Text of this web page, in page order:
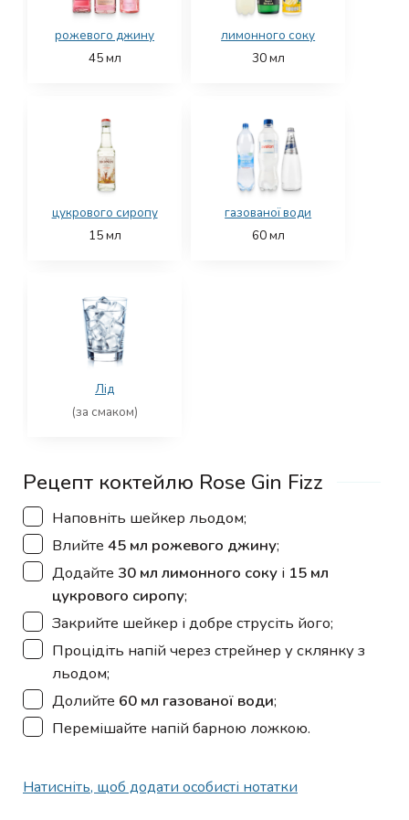
рожевого джину
45мл
лимонного соку
30мл
цукрового сиропу
15мл
газованої води
60мл
Лід
(за смаком)
Рецепт коктейлю Rose Gin Fizz
▢
Наповніть шейкер льодом;
▢
Влийте 45 мл рожевого джину;
▢
Додайте 30 мл лимонного соку і 15 мл
цукрового сиропу;
▢
Закрийте шейкер і добре струсіть його;
▢
Процідіть напій через стрейнер у склянку з
льодом;
▢
Долийте 60 мл газованої води;
▢
Перемішайте напій барною ложкою.
Натисніть, щоб додати особисті нотатки